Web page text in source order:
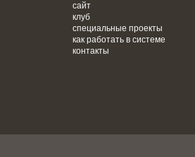
сайт
клуб
специальные проекты
как работать в системе
контакты